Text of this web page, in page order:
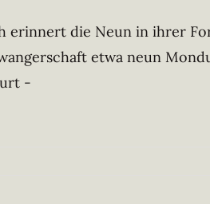
erinnert die Neun in ihrer
etwa neun
-